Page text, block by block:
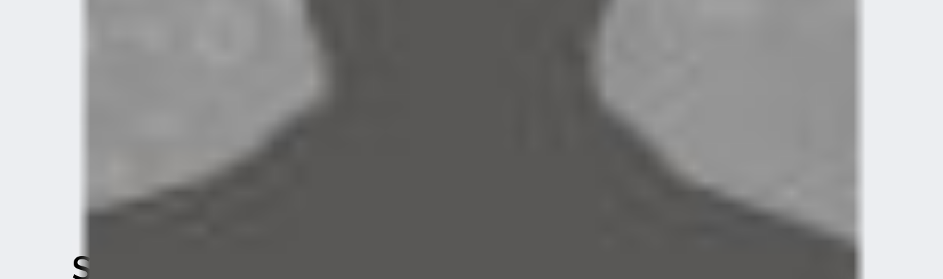
SORET Claire